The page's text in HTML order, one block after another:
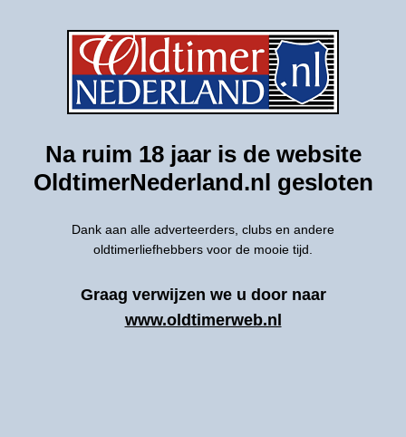
Na ruim 18 jaar is de website
OldtimerNederland.nl gesloten
Dank aan alle adverteerders, clubs en andere
oldtimerliefhebbers voor de mooie tijd.
Graag verwijzen we u door naar
www.oldtimerweb.nl